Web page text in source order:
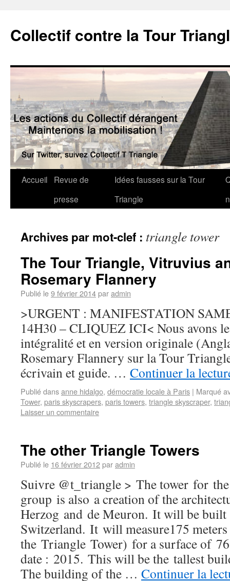
Collectif contre la Tour
Accueil
Revue de
presse
Idées fausses sur la Tour
Triangle
Archives par mot-clef : triangle tower
The Tour Triangle, Vitruvius
Rosemary Flannery
Publié le9 février 2014paradmin
>URGENT : MANIFESTATION
14H30 – CLIQUEZ ICI< Nous avons
intégralité et en version originale
Rosemary Flannery sur la Tour
écrivain et guide. … Continuer la
Publié dansanne hidalgo, démocratie locale à Paris | Marqué
Tower, paris skyscrapers, paris towers, triangle skyscraper,
Laisser un commentaire
The other Triangle Towers
Publié le 16 février 2012paradmin
Suivre @t_triangle > The tower for
group is also a creation of the
Herzog and de Meuron. It will be built
Switzerland. It will measure175
the Triangle Tower) for a surface of
date : 2015. This will be the tallest
The building of the … Continuer la